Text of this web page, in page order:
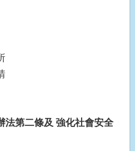
法第二條及 強化社會安全